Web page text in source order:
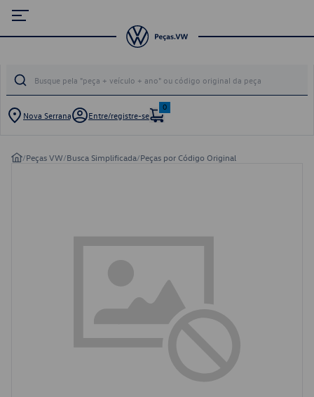
Nova Serrana Entre/registre-se
0
/Peças VW/Busca Simplificada/Peças por Código Original